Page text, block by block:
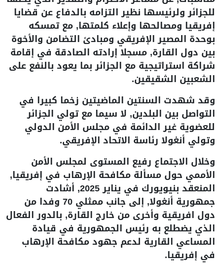
للجزائر ولرئيسها نظير التزامه بالدفاع عن قضايا
إفريقيا ومصالحها وإعلاء كلمتها, مع تمسكه
بوحدة المصير الإفريقي ومبادئ التضامن والأخوة
بين دول القارة, مسجلا إرادته الصادقة في إقامة
شراكة استراتيجية مع الجزائر بما يعود بالنفع على
الشعبين الشقيقين.
وقد شهدت السنتين الماضيتين زخما كبيرا في
التواصل بين البلدين, لا سيما مع تولي الجزائر
للعضوية غير الدائمة في مجلس الأمن الدولي
وتولي أنغولا رئاسة الاتحاد الإفريقي.
وخلال الاجتماع رفيع المستوى لمجلس الأمن
الأممي حول مسألة مكافحة الإرهاب في إفريقيا,
المنعقد بنيويورك في يناير 2025, أشادت
جمهورية أنغولا, إلى جانب ممثلي 70 وفدا من
دول افريقية وأخرى من خارج القارة, بالدور الفعال
الذي يضطلع به رئيس الجمهورية في قيادة
المساعي القارية لدعم جهود مكافحة الإرهاب
في إفريقيا.